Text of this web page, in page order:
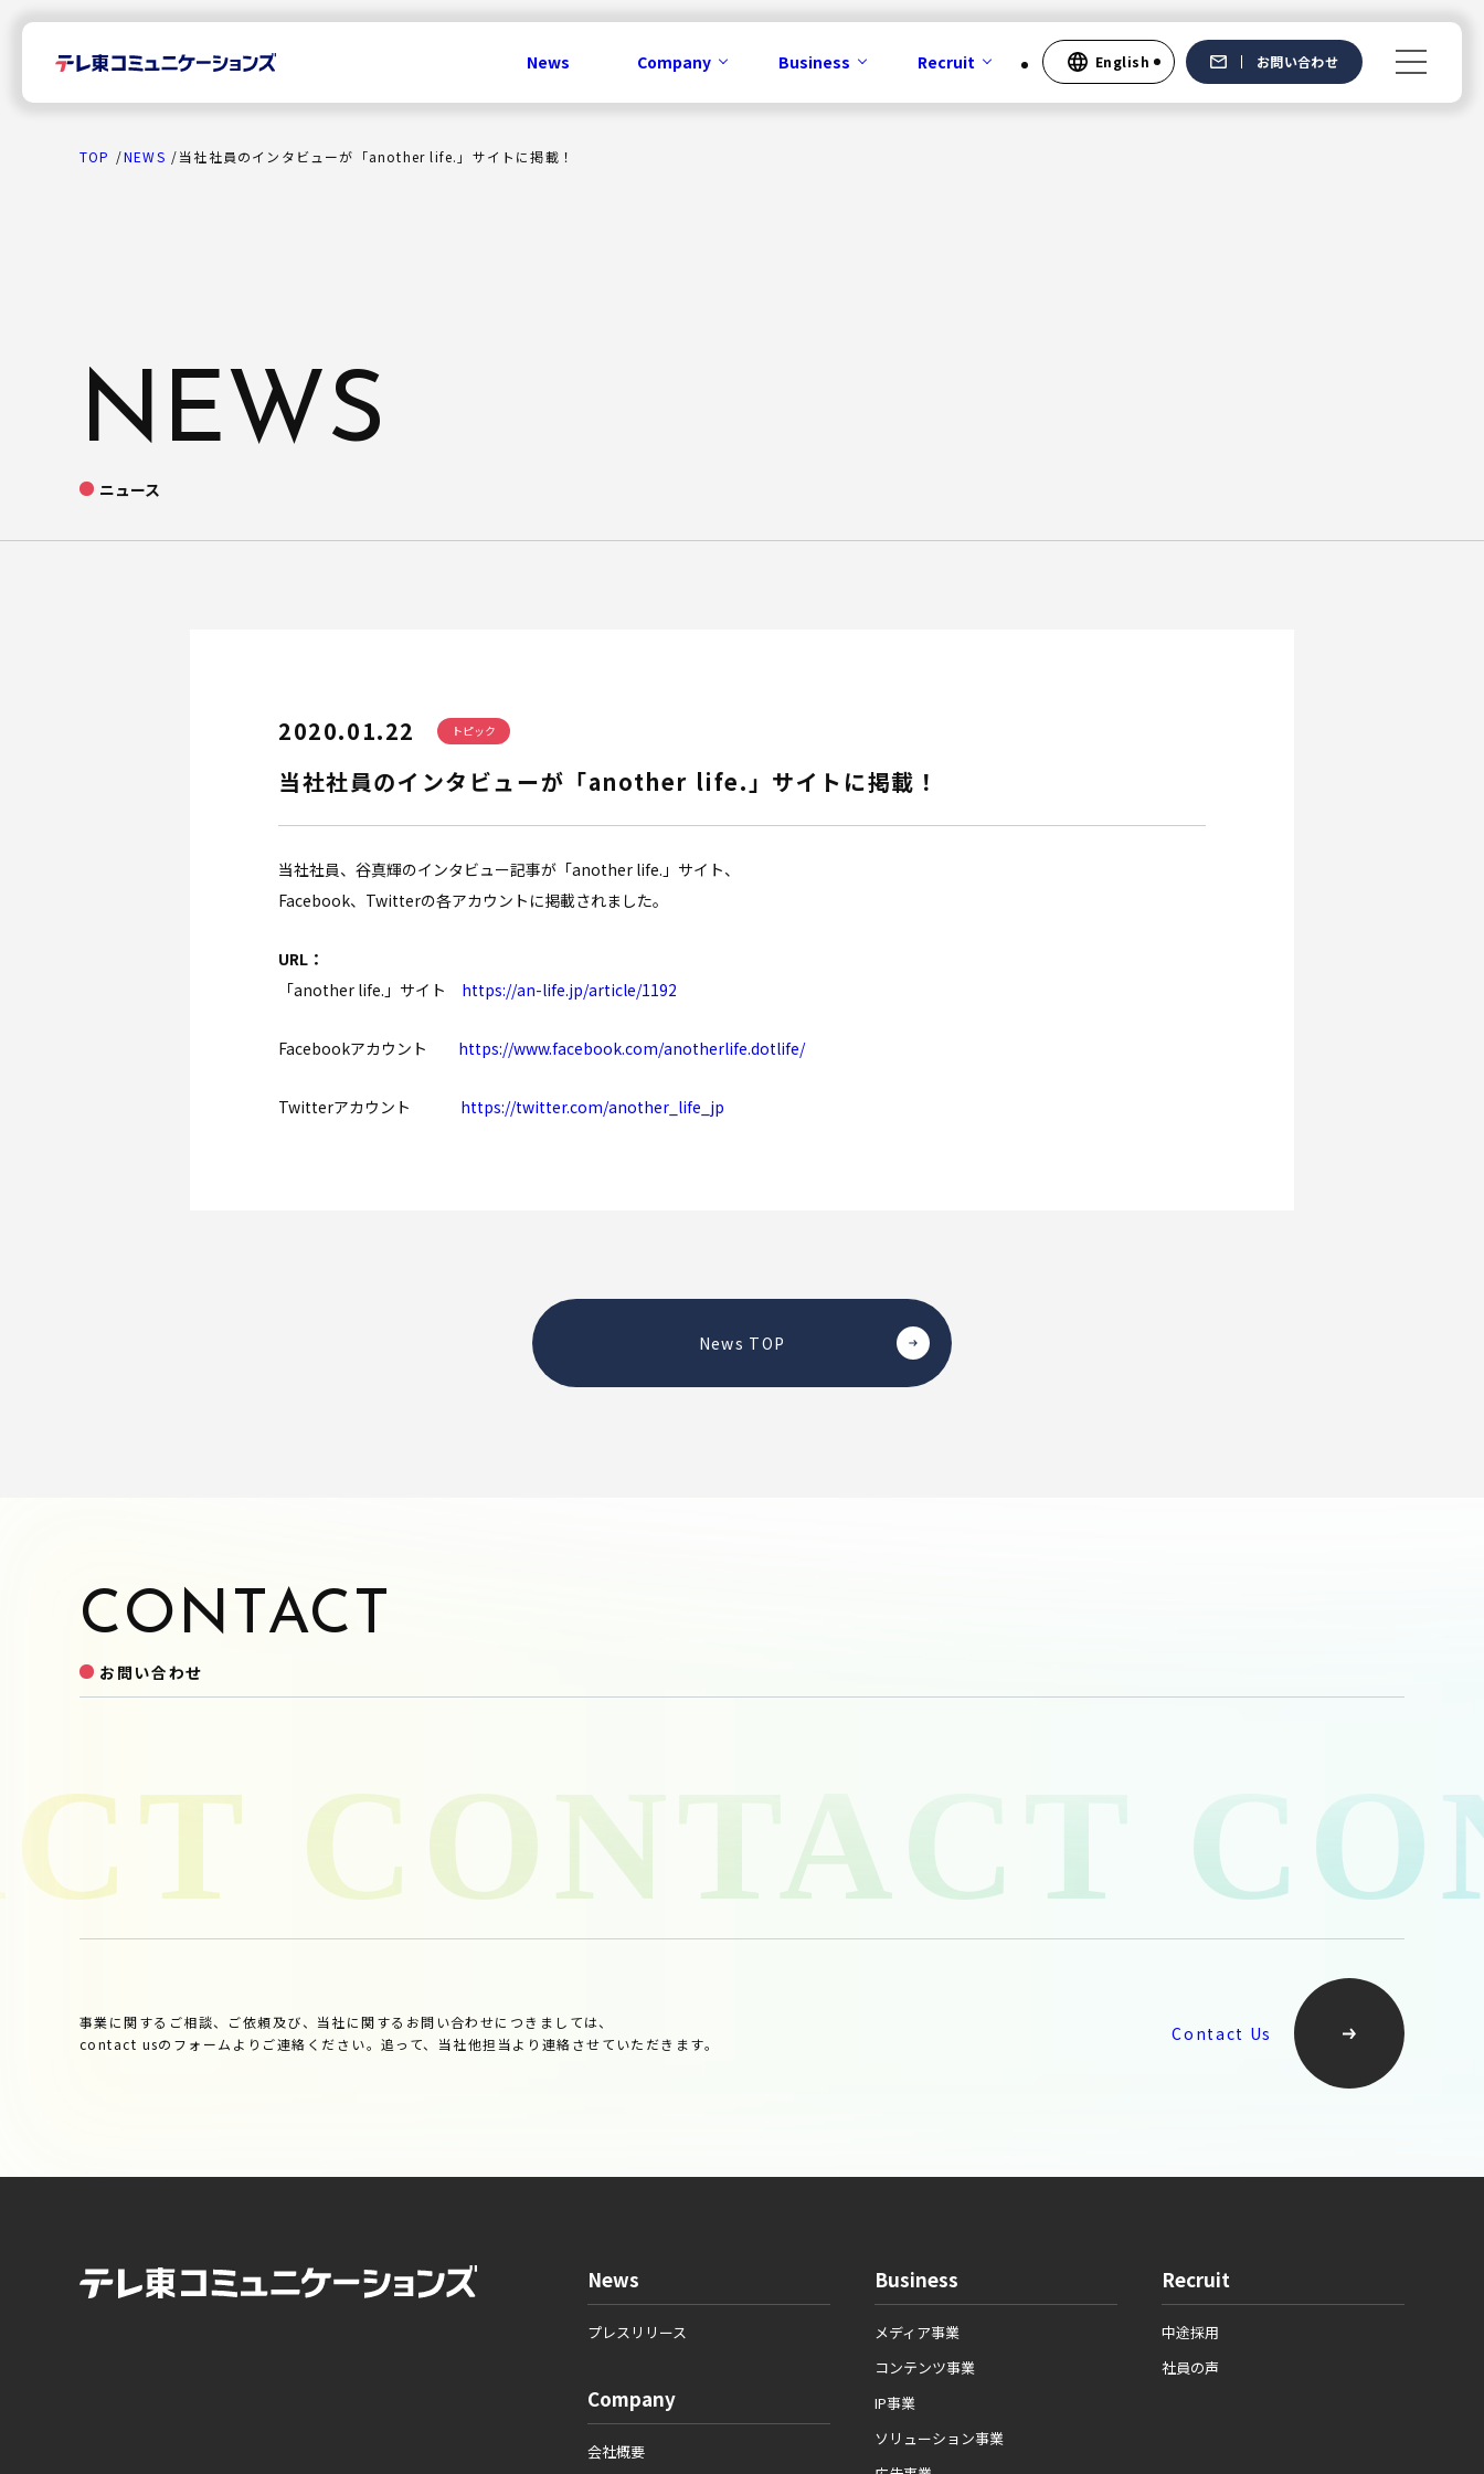
プレスリリース
Company
News Company Business Recruit English お問い合わせ
TOP NEWS 当社社員のインタビューが「another life.」サイトに掲載！
NEWS
ニュース
2020.01.22 トピック
当社社員のインタビューが「another life.」サイトに掲載！
当社社員、谷真輝のインタビュー記事が「another life.」サイト、
Facebook、Twitterの各アカウントに掲載されました。
URL：
「another life.」サイト https://an-life.jp/article/1192
Facebookアカウント https://www.facebook.com/anotherlife.dotlife/
Twitterアカウント https://twitter.com/another_life_jp
News TOP
CONTACT
お問い合わせ
事業に関するご相談、ご依頼及び、当社に関するお問い合わせにつきましては、
contact usのフォームよりご連絡ください。追って、当社他担当より連絡させていただきます。
Contact Us
News
プレスリリース
Company
会社概要
Business
メディア事業
コンテンツ事業
IP事業
ソリューション事業
Recruit
中途採用
社員の声